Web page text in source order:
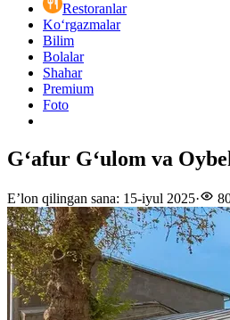
Restoranlar
Ko‘rgazmalar
Bilim
Bolalar
Shahar
Premium
Foto
G‘afur G‘ulom va
E’lon qilingan sana: 15-iyul 2025·